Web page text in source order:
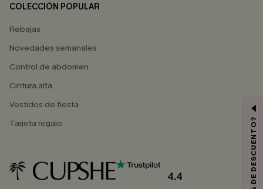
COLECCIÓN POPULAR
Rebajas
Novedades semanales
Control de abdomen
Cintura alta
Vestidos de fiesta
Tarjeta regalo
4.4